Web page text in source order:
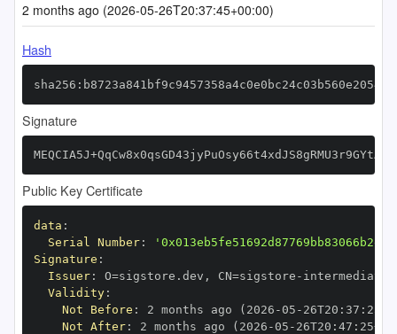
2 months ago (2026-05-26T20:37:45+00:00)
Hash
Signature
Public Key Certificate
data :
Serial Number:
Signature :
Issuer: O=sigstore.dev , CN=sigstore -
Validity:
Not Before : 2 months ago (2026 -05 - 26T20 : 37 :
Not After: 2 months ago (2026 -05 - 26T20 : 47 : 25+00